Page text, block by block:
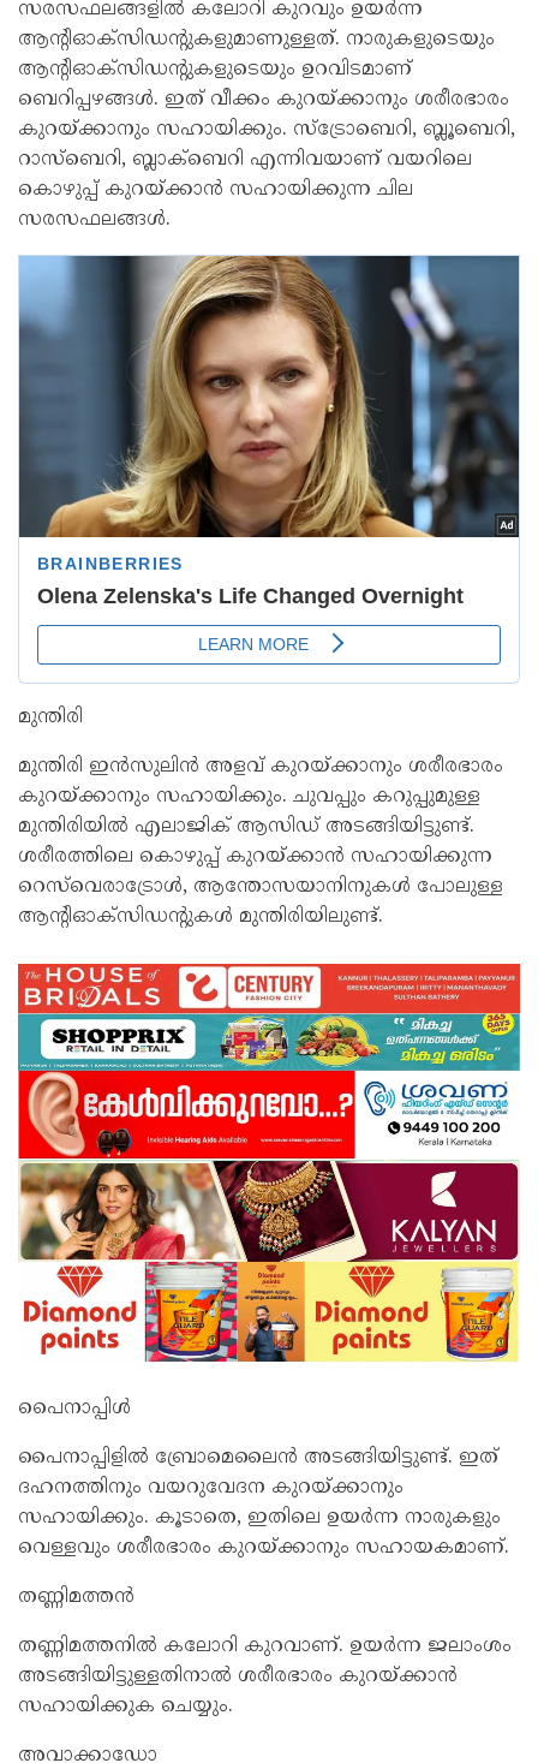
സരസഫലങ്ങളിൽ കലോറി കുറവും ഉയർന്ന
ആൻ്റിഓക്‌സിഡൻ്റുകളുമാണുള്ളത്. ‌നാരുകളുടെയും
ആൻ്റിഓക്‌സിഡൻ്റുകളുടെയും ഉറവിടമാണ്
ബെറിപ്പഴങ്ങൾ. ഇത് വീക്കം കുറയ്ക്കാനും ശരീരഭാരം
കുറയ്ക്കാനും സഹായിക്കും. സ്ട്രോബെറി, ബ്ലൂബെറി,
റാസ്ബെറി, ബ്ലാക്ബെറി എന്നിവയാണ് വയറിലെ
കൊഴുപ്പ് കുറയ്ക്കാൻ സഹായിക്കുന്ന ചില
സരസഫലങ്ങൾ.
മുന്തിരി
മുന്തിരി ഇൻസുലിൻ അളവ് കുറയ്ക്കാനും ശരീരഭാരം
കുറയ്ക്കാനും സഹായിക്കും. ചുവപ്പും കറുപ്പുമുള്ള
മുന്തിരിയിൽ എലാജിക് ആസിഡ് അടങ്ങിയിട്ടുണ്ട്.
ശരീരത്തിലെ കൊഴുപ്പ് കുറയ്ക്കാൻ സഹായിക്കുന്ന
റെസ്‌വെരാട്രോൾ, ആന്തോസയാനിനുകൾ പോലുള്ള
ആൻ്റിഓക്‌സിഡൻ്റുകൾ മുന്തിരിയിലുണ്ട്.
പെെനാപ്പിൾ
പൈനാപ്പിളിൽ ബ്രോമെലൈൻ അടങ്ങിയിട്ടുണ്ട്. ഇത്
ദഹനത്തിനും വയറുവേദന കുറയ്ക്കാനും
സഹായിക്കും. കൂടാതെ, ഇതിലെ ഉയർന്ന നാരുകളും
വെള്ളവും ശരീരഭാരം കുറയ്ക്കാനും സഹായ‍കമാണ്.
തണ്ണിമത്തൻ
തണ്ണിമത്തനിൽ കലോറി കുറവാണ്. ഉയർന്ന ജലാംശം
അടങ്ങിയിട്ടുള്ളതിനാൽ ശരീരഭാരം കുറയ്ക്കാൻ
സഹായിക്കുക‌ ചെയ്യും.
അവാക്കാഡോ